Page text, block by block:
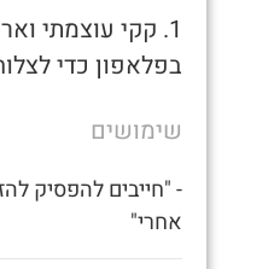
בפלאפון כדי
שימושים
- "חייבים להפסיק
אחרי"